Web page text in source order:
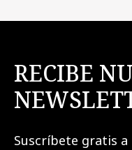
RECIBE
Suscríbete gratis